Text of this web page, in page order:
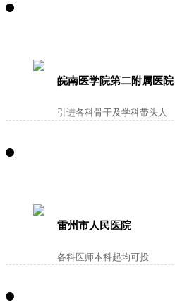
皖南医学院第二附属医院
引进各科骨干及学科带头人
雷州市人民医院
各科医师本科起均可投